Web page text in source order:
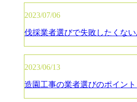
2023/07/06
伐採業者選びで失敗したくな
2023/06/13
造園工事の業者選びのポイント